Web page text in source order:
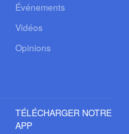
Événements
Vidéos
Opinions
TÉLÉCHARGER NOTRE
APP